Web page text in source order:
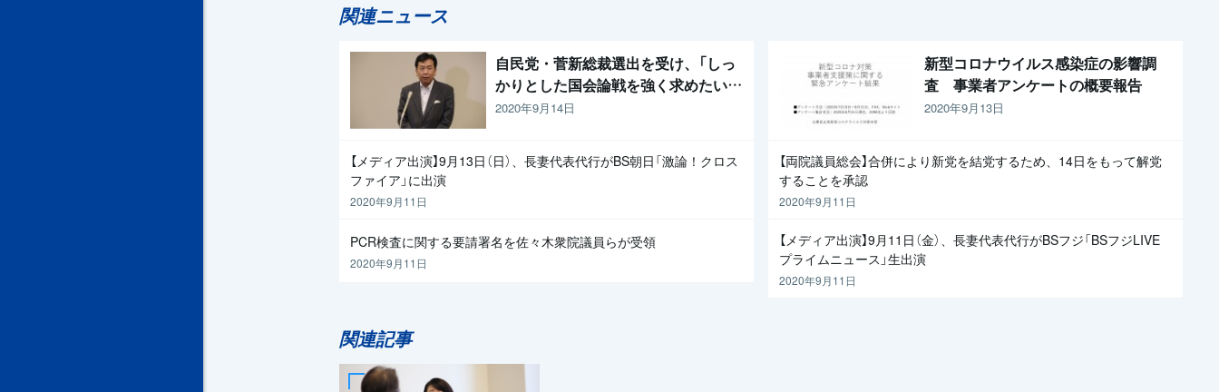
関連ニュース
自民党・菅新総裁選出を受け、「しっ
かりとした国会論戦を強く求めたい」
と枝野代表
2020年9月14日
【メディア出演】9月13日（日）、長妻代表代行がBS朝日「激論！クロス
ファイア」に出演
2020年9月11日
PCR検査に関する要請署名を佐々木衆院議員らが受領
2020年9月11日
新型コロナウイルス感染症の影響調
査 事業者アンケートの概要報告
2020年9月13日
【両院議員総会】合併により新党を結党するため、14日をもって解党
することを承認
2020年9月11日
【メディア出演】9月11日（金）、長妻代表代行がBSフジ「BSフジLIVE
プライムニュース」生出演
2020年9月11日
関連記事